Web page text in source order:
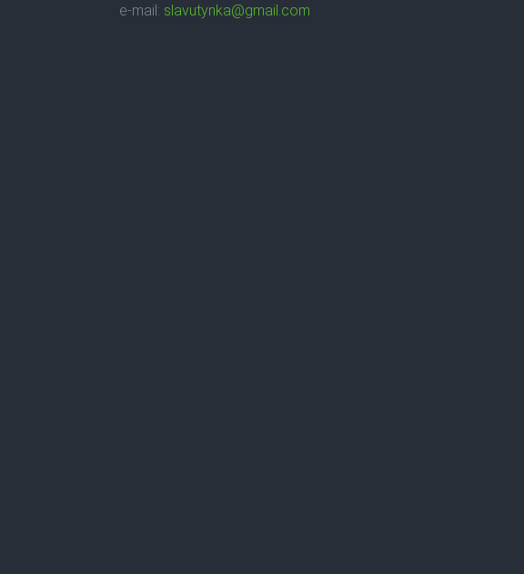
e-mail: slavutynka@gmail.com